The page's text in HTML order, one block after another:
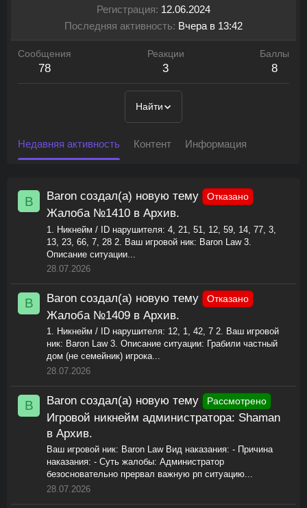
Регистрация 12.06.2024
Последняя активность Вчера в 13:42
Сообщения
78
Реакции
3
Баллы
8
Найти
Недавняя активность Контент Информация
B Baron создал(а) новую тему Отказано
Жалоба №1410 в Архив.
1. Никнейм / ID нарушителя: 4, 21, 51, 12, 59, 14, 77, 3,
13, 23, 66, 7, 28 2. Ваш игровой ник: Baron Law 3.
Описание ситуации...
28.07.2026
B Baron создал(а) новую тему Отказано
Жалоба №1409 в Архив.
1. Никнейм / ID нарушителя: 12, 1, 42, 7 2. Ваш игровой
ник: Baron Law 3. Описание ситуации: Грабили частный
дом (не семейник) игрока...
28.07.2026
B Baron создал(а) новую тему Рассмотрено
Игровой никнейм администратора: Shaman
в Архив.
Ваш игровой ник: Baron Law Вид наказания: - Причина
наказания: - Суть жалобы: Администратор
безосновательно прервал важную рп ситуацию...
28.07.2026